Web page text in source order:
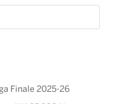
Finale 2025-26